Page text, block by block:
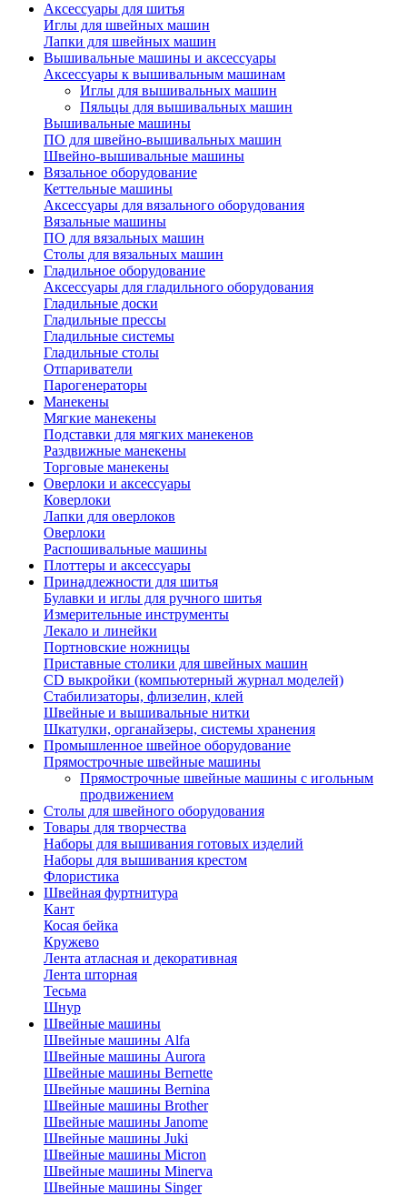
Аксессуары для шитья
Иглы для швейных машин
Лапки для швейных машин
Вышивальные машины и аксессуары
Аксессуары к вышивальным машинам
Иглы для вышивальных машин
Пяльцы для вышивальных машин
Вышивальные машины
ПО для швейно-вышивальных машин
Швейно-вышивальные машины
Вязальное оборудование
Кеттельные машины
Аксессуары для вязального оборудования
Вязальные машины
ПО для вязальных машин
Столы для вязальных машин
Гладильное оборудование
Аксессуары для гладильного оборудования
Гладильные доски
Гладильные прессы
Гладильные системы
Гладильные столы
Отпариватели
Парогенераторы
Манекены
Мягкие манекены
Подставки для мягких манекенов
Раздвижные манекены
Торговые манекены
Оверлоки и аксессуары
Коверлоки
Лапки для оверлоков
Оверлоки
Распошивальные машины
Плоттеры и аксессуары
Принадлежности для шитья
Булавки и иглы для ручного шитья
Измерительные инструменты
Лекало и линейки
Портновские ножницы
Приставные столики для швейных машин
СD выкройки (компьютерный журнал моделей)
Стабилизаторы, флизелин, клей
Швейные и вышивальные нитки
Шкатулки, органайзеры, системы хранения
Промышленное швейное оборудование
Прямострочные швейные машины
Прямострочные швейные машины с игольным
продвижением
Столы для швейного оборудования
Товары для творчества
Наборы для вышивания готовых изделий
Наборы для вышивания крестом
Флористика
Швейная фуртнитура
Кант
Косая бейка
Кружево
Лента aтласная и декоративная
Лента шторная
Тесьма
Шнур
Швейные машины
Швейные машины Alfa
Швейные машины Aurora
Швейные машины Bernette
Швейные машины Bernina
Швейные машины Brother
Швейные машины Janome
Швейные машины Juki
Швейные машины Micron
Швейные машины Minerva
Швейные машины Singer